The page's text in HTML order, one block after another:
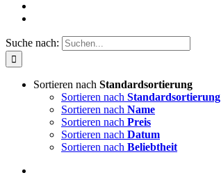
Suche nach:
Sortieren nach Standardsortierung
Sortieren nach Standardsortierung
Sortieren nach Name
Sortieren nach Preis
Sortieren nach Datum
Sortieren nach Beliebtheit